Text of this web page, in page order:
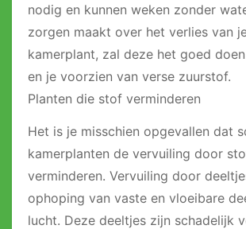
nodig en kunnen weken zonder
zorgen maakt over het verlies van
kamerplant, zal deze het goed
en je voorzien van verse zuurstof.
Planten die stof verminderen
Het is je misschien opgevallen dat
kamerplanten de vervuiling door
verminderen. Vervuiling door
ophoping van vaste en vloeibare
lucht. Deze deeltjes zijn schadelijk